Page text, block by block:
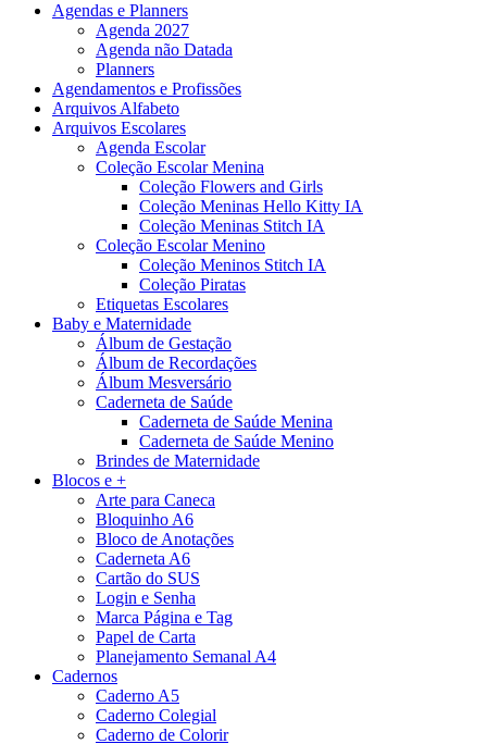
Agendas e Planners
Agenda 2027
Agenda não Datada
Planners
Agendamentos e Profissões
Arquivos Alfabeto
Arquivos Escolares
Agenda Escolar
Coleção Escolar Menina
Coleção Flowers and Girls
Coleção Meninas Hello Kitty IA
Coleção Meninas Stitch IA
Coleção Escolar Menino
Coleção Meninos Stitch IA
Coleção Piratas
Etiquetas Escolares
Baby e Maternidade
Álbum de Gestação
Álbum de Recordações
Álbum Mesversário
Caderneta de Saúde
Caderneta de Saúde Menina
Caderneta de Saúde Menino
Brindes de Maternidade
Blocos e +
Arte para Caneca
Bloquinho A6
Bloco de Anotações
Caderneta A6
Cartão do SUS
Login e Senha
Marca Página e Tag
Papel de Carta
Planejamento Semanal A4
Cadernos
Caderno A5
Caderno Colegial
Caderno de Colorir